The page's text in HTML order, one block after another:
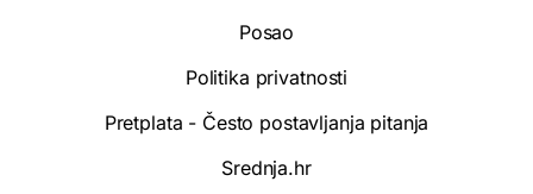
Posao
Politika privatnosti
Pretplata - Često postavljanja pitanja
Srednja.hr